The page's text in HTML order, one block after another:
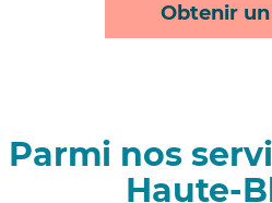
Obtenir
Parmi nos
Haute-